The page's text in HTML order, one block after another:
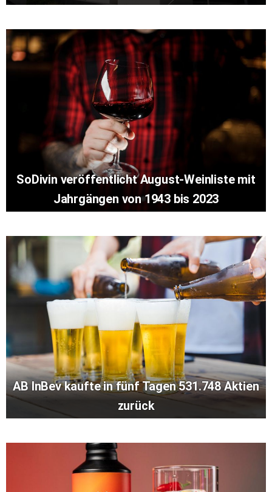
SoDivin veröffentlicht August-Weinliste mit
Jahrgängen von 1943 bis 2023
AB InBev kaufte in fünf Tagen 531.748 Aktien
zurück